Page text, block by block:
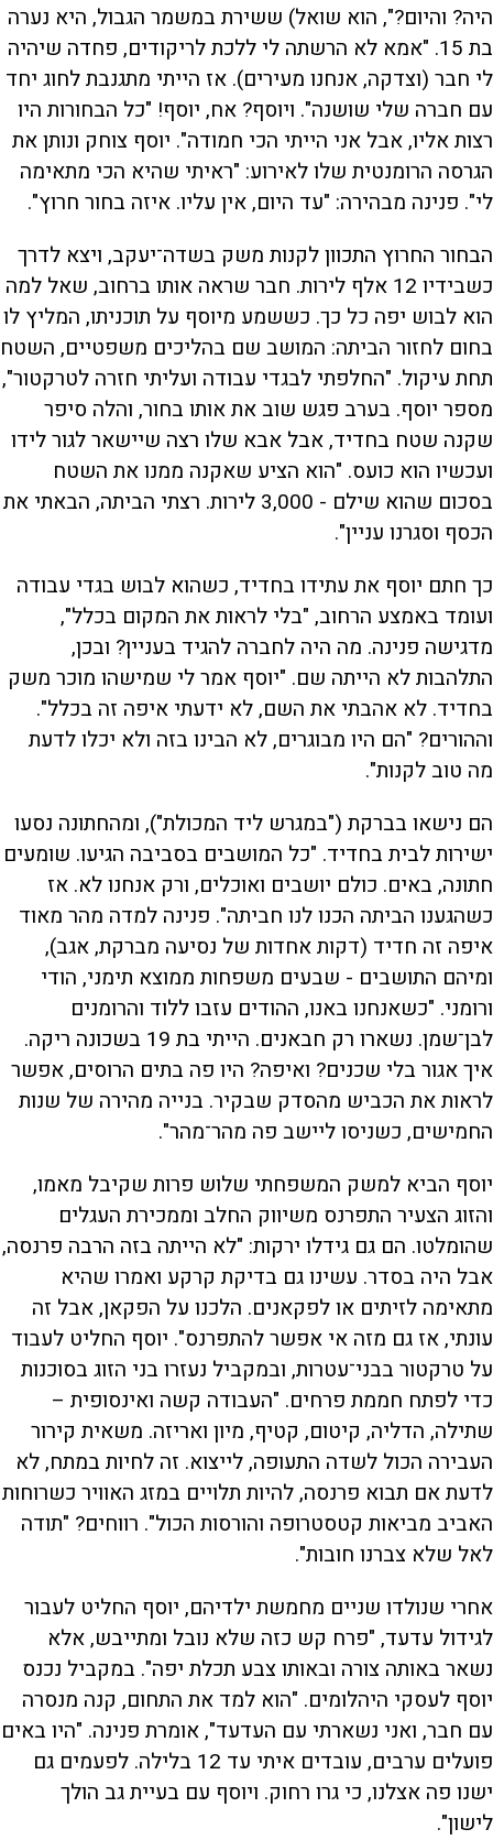
היה? והיום?", הוא שואל) ששירת במשמר הגבול, היא נערה
בת 15. "אמא לא הרשתה לי ללכת לריקודים, פחדה שיהיה
לי חבר (וצדקה, אנחנו מעירים). אז הייתי מתגנבת לחוג יחד
עם חברה שלי שושנה". ויוסף? אח, יוסף! "כל הבחורות היו
רצות אליו, אבל אני הייתי הכי חמודה". יוסף צוחק ונותן את
הגרסה הרומנטית שלו לאירוע: "ראיתי שהיא הכי מתאימה
לי". פנינה מבהירה: "עד היום, אין עליו. איזה בחור חרוץ".
הבחור החרוץ התכוון לקנות משק בשדה־יעקב, ויצא לדרך
כשבידיו 12 אלף לירות. חבר שראה אותו ברחוב, שאל למה
הוא לבוש יפה כל כך. כששמע מיוסף על תוכניתו, המליץ לו
בחום לחזור הביתה: המושב שם בהליכים משפטיים, השטח
תחת עיקול. "החלפתי לבגדי עבודה ועליתי חזרה לטרקטור",
מספר יוסף. בערב פגש שוב את אותו בחור, והלה סיפר
שקנה שטח בחדיד, אבל אבא שלו רצה שיישאר לגור לידו
ועכשיו הוא כועס. "הוא הציע שאקנה ממנו את השטח
בסכום שהוא שילם - 3,000 לירות. רצתי הביתה, הבאתי את
הכסף וסגרנו עניין".
כך חתם יוסף את עתידו בחדיד, כשהוא לבוש בגדי עבודה
ועומד באמצע הרחוב, "בלי לראות את המקום בכלל",
מדגישה פנינה. מה היה לחברה להגיד בעניין? ובכן,
התלהבות לא הייתה שם. "יוסף אמר לי שמישהו מוכר משק
בחדיד. לא אהבתי את השם, לא ידעתי איפה זה בכלל".
וההורים? "הם היו מבוגרים, לא הבינו בזה ולא יכלו לדעת
מה טוב לקנות".
הם נישאו בברקת ("במגרש ליד המכולת"), ומהחתונה נסעו
ישירות לבית בחדיד. "כל המושבים בסביבה הגיעו. שומעים
חתונה, באים. כולם יושבים ואוכלים, ורק אנחנו לא. אז
כשהגענו הביתה הכנו לנו חביתה". פנינה למדה מהר מאוד
איפה זה חדיד (דקות אחדות של נסיעה מברקת, אגב),
ומיהם התושבים - שבעים משפחות ממוצא תימני, הודי
ורומני. "כשאנחנו באנו, ההודים עזבו ללוד והרומנים
לבן־שמן. נשארו רק חבאנים. הייתי בת 19 בשכונה ריקה.
איך אגור בלי שכנים? ואיפה? היו פה בתים הרוסים, אפשר
לראות את הכביש מהסדק שבקיר. בנייה מהירה של שנות
החמישים, כשניסו ליישב פה מהר־מהר".
יוסף הביא למשק המשפחתי שלוש פרות שקיבל מאמו,
והזוג הצעיר התפרנס משיווק החלב וממכירת העגלים
שהומלטו. הם גם גידלו ירקות: "לא הייתה בזה הרבה פרנסה,
אבל היה בסדר. עשינו גם בדיקת קרקע ואמרו שהיא
מתאימה לזיתים או לפקאנים. הלכנו על הפקאן, אבל זה
עונתי, אז גם מזה אי אפשר להתפרנס". יוסף החליט לעבוד
על טרקטור בבני־עטרות, ובמקביל נעזרו בני הזוג בסוכנות
כדי לפתח חממת פרחים. "העבודה קשה ואינסופית –
שתילה, הדליה, קיטום, קטיף, מיון ואריזה. משאית קירור
העבירה הכול לשדה התעופה, לייצוא. זה לחיות במתח, לא
לדעת אם תבוא פרנסה, להיות תלויים במזג האוויר כשרוחות
האביב מביאות קטסטרופה והורסות הכול". רווחים? "תודה
לאל שלא צברנו חובות".
אחרי שנולדו שניים מחמשת ילדיהם, יוסף החליט לעבור
לגידול עדעד, "פרח קש כזה שלא נובל ומתייבש, אלא
נשאר באותה צורה ובאותו צבע תכלת יפה". במקביל נכנס
יוסף לעסקי היהלומים. "הוא למד את התחום, קנה מנסרה
עם חבר, ואני נשארתי עם העדעד", אומרת פנינה. "היו באים
פועלים ערבים, עובדים איתי עד 12 בלילה. לפעמים גם
ישנו פה אצלנו, כי גרו רחוק. ויוסף עם בעיית גב הולך
לישון".